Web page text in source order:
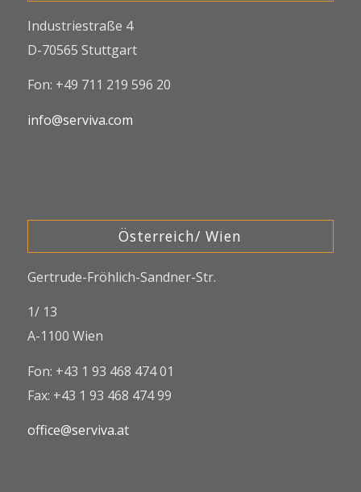
Industriestraße 4
D-70565 Stuttgart
Fon: +49 711 219 596 20
info@serviva.com
Österreich/ Wien
Gertrude-Fröhlich-Sandner-Str.
1/ 13
A-1100 Wien
Fon: +43 1 93 468 474 01
Fax: +43 1 93 468 474 99
office@serviva.at